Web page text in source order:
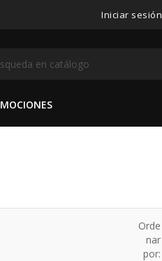
Iniciar sesión
Orde
nar
por: